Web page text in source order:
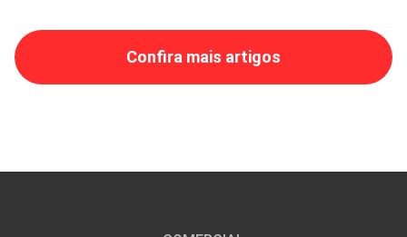
Confira mais artigos